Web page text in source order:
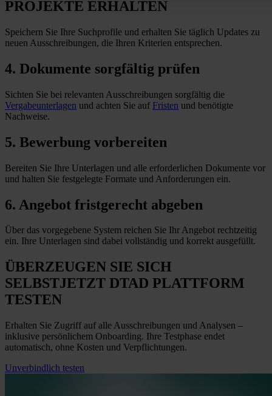
PROJEKTE ERHALTEN
Speichern Sie Ihre Suchprofile und erhalten Sie täglich Updates zu
neuen Ausschreibungen, die Ihren Kriterien entsprechen.
4. Dokumente sorgfältig prüfen
Sichten Sie bei relevanten Ausschreibungen sorgfältig die
Vergabeunterlagen und achten Sie auf Fristen und benötigte
Nachweise.
5. Bewerbung vorbereiten
Bereiten Sie Ihre Unterlagen und alle erforderlichen Dokumente vor
und halten Sie festgelegte Formate und Anforderungen ein.
6. Angebot fristgerecht abgeben
Über das vorgegebene System reichen Sie Ihr Angebot rechtzeitig
ein. Ihre Unterlagen sind dabei vollständig und korrekt ausgefüllt.
ÜBERZEUGEN SIE SICH
SELBSTJETZT DTAD PLATTFORM
TESTEN
Erhalten Sie Zugriff auf alle Ausschreibungen und Analysen –
inklusive persönlichem Onboarding. Ihre Testphase endet
automatisch, ohne Kosten und Verpflichtungen.
Unverbindlich testen